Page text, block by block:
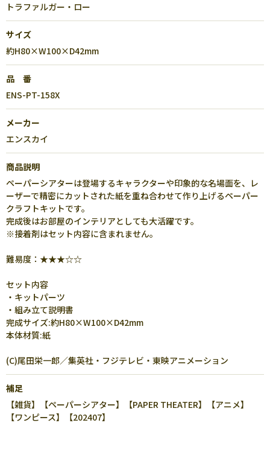
トラファルガー・ロー
サイズ
約H80×W100×D42mm
品 番
ENS-PT-158X
メーカー
エンスカイ
商品説明
ペーパーシアターは登場するキャラクターや印象的な名場面を、レ
ーザーで精密にカットされた紙を重ね合わせて作り上げるペーパー
クラフトキットです。
完成後はお部屋のインテリアとしても大活躍です。
※接着剤はセット内容に含まれません。
難易度：★★★☆☆
セット内容
・キットパーツ
・組み立て説明書
完成サイズ:約H80×W100×D42mm
本体材質:紙
(C)尾田栄一郎／集英社・フジテレビ・東映アニメーション
補足
【雑貨】【ペーパーシアター】【PAPER THEATER】【アニメ】
【ワンピース】【202407】